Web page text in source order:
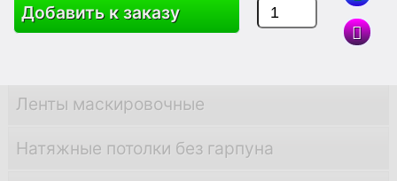
LED Профили
Ленты маскировочные
Натяжные потолки без гарпуна
Добавить к заказу